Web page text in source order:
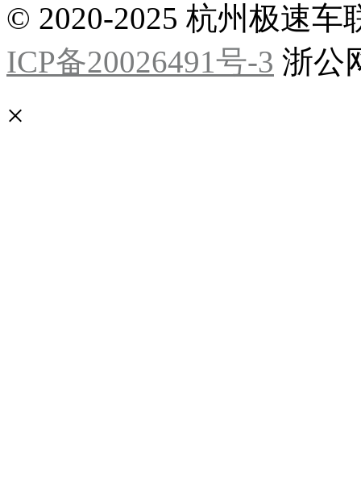
© 2020-2025 杭州极速
ICP备20026491号-3 浙公
×